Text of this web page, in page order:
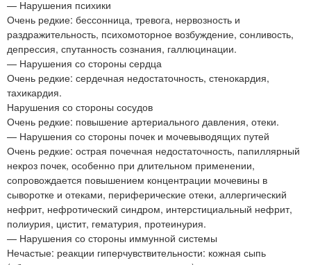
— Нарушения психики
Очень редкие: бессонница, тревога, нервозность и
раздражительность, психомоторное возбуждение, сонливость,
депрессия, спутанность сознания, галлюцинации.
— Нарушения со стороны сердца
Очень редкие: сердечная недостаточность, стенокардия,
тахикардия.
Нарушения со стороны сосудов
Очень редкие: повышение артериального давления, отеки.
— Нарушения со стороны почек и мочевыводящих путей
Очень редкие: острая почечная недостаточность, папиллярный
некроз почек, особенно при длительном применении,
сопровождается повышением концентрации мочевины в
сыворотке и отеками, периферические отеки, аллергический
нефрит, нефротический синдром, интерстициальный нефрит,
полиурия, цистит, гематурия, протеинурия.
— Нарушения со стороны иммунной системы
Нечастые: реакции гиперчувствительности: кожная сыпь